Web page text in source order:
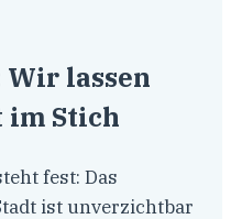
Wir lassen
im Stich
fest: Das
ist unverzichtbar